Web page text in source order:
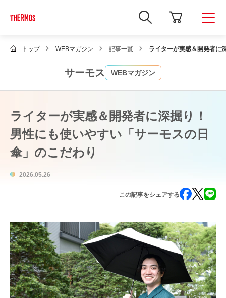
新
し
ィ
ウ
で
ト
内
検
索
を
トップ WEBマガジン 記事一覧 ライターが実感＆開発者に
サーモス WEBマガジン
ライターが実感＆開発者に深掘り！
男性にも使いやすい「サーモスの日
傘」のこだわり
2026.05.26
この記事をシェアする